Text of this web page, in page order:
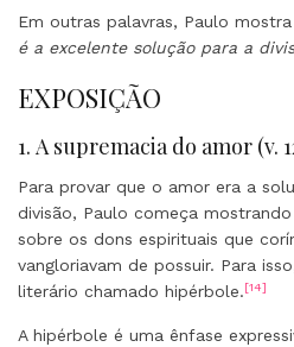
Em outras palavras, Paulo
é a excelente solução para a
EXPOSIÇÃO
1. A supremacia do amor (v.
Para provar que o amor era a
divisão, Paulo começa
sobre os dons espirituais que
vangloriavam de possuir. Para
literário chamado hipérbole.[14]
A hipérbole é uma ênfase